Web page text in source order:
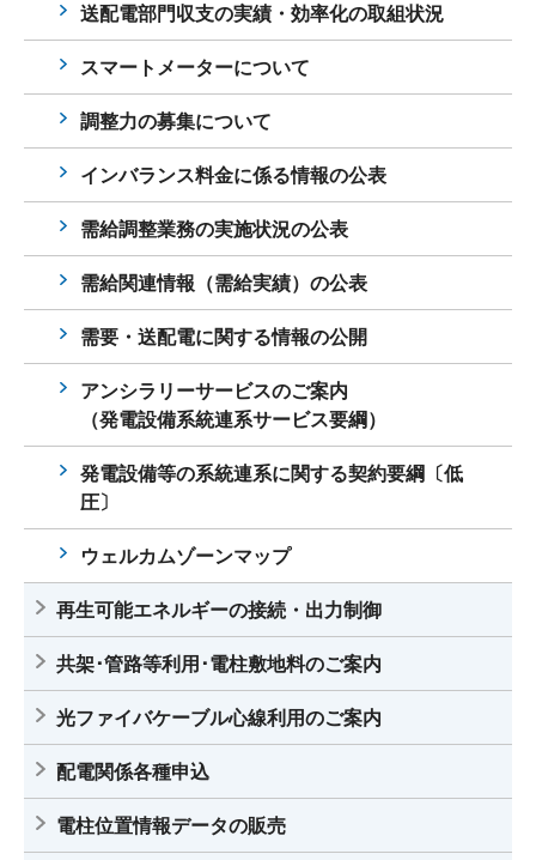
送配電部門収支の実績・効率化の取組状況
スマートメーターについて
調整力の募集について
インバランス料金に係る情報の公表
需給調整業務の実施状況の公表
需給関連情報（需給実績）の公表
需要・送配電に関する情報の公開
アンシラリーサービスのご案内
（発電設備系統連系サービス要綱）
発電設備等の系統連系に関する契約要綱〔低
圧〕
ウェルカムゾーンマップ
再生可能エネルギーの接続・出力制御
共架･管路等利用･電柱敷地料のご案内
光ファイバケーブル心線利用のご案内
配電関係各種申込
電柱位置情報データの販売